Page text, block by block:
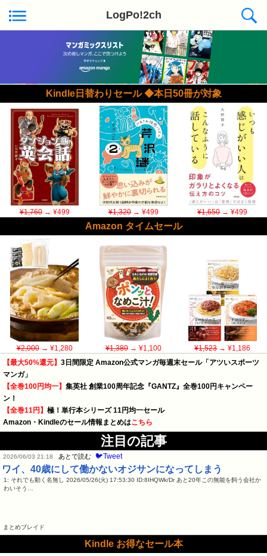
LogPo!2ch
Kindle日替わりセール ◆本日50冊が対象
¥1,760→ ¥499 ¥1,320→ ¥499 ¥1,650→ ¥499
Amazon タイムセール
¥2,000→ ¥1,280 ¥1,380→ ¥1,100 ¥1,523→ ¥1,186
【最大50%還元】 3日間限定 Amazon公式マンガ毎週末セール「アツいスポーツ
マンガ」
【全巻100円均一】 集英社 創業100周年記念『GANTZ』全巻100円キャンペー
ン！
【全巻11円】 極！単行本シリーズ 11円均一セール
Amazon・Kindleのセール情報まとめはこちら
注目の記事
2026/06/03 21:18 あとで読む 🐦Tweet
ワイ、40歳にして働かないオジサンになってしまう
1: それでも動く名無し 2026/05/26(火) 17:53:30 ID:8IHQWk/Dr あと20年この無能を飼う会社か
わいそう…
まとめブレイド
Kindle お得なセール本